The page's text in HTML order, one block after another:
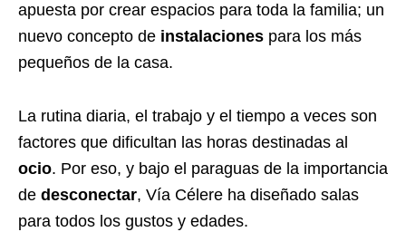
apuesta por crear espacios para toda la familia; un
nuevo concepto de instalaciones para los más
pequeños de la casa.
La rutina diaria, el trabajo y el tiempo a veces son
factores que dificultan las horas destinadas al
ocio. Por eso, y bajo el paraguas de la importancia
de desconectar, Vía Célere ha diseñado salas
para todos los gustos y edades.